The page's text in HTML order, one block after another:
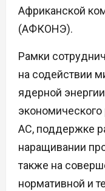
Африканской
(АФКОНЭ).
Рамки
на содействии
ядерной
экономического
АС, поддержке
наращивании
также на
нормативной и